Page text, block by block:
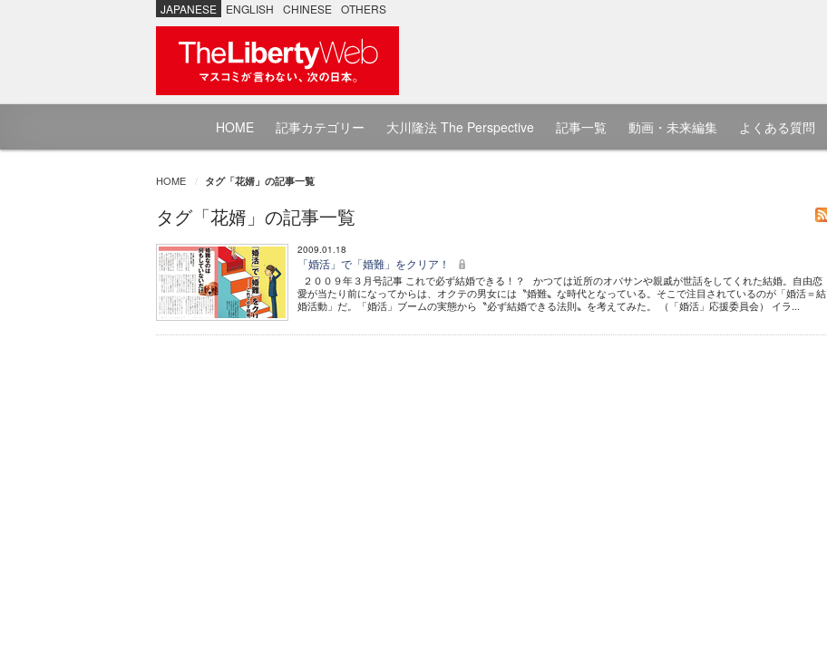
JAPANESE ENGLISH CHINESE OTHERS
HOME 記事カテゴリー 大川隆法 The Perspective 記事一覧 動画・未来編集 よくある質問
HOME タグ「花婿」の記事一覧
タグ「花婿」の記事一覧
2009.01.18
「婚活」で「婚難」をクリア！
２００９年３月号記事 これで必ず結婚できる！？ かつては近所のオバサンや親戚が世話をしてくれた結婚。自由恋
愛が当たり前になってからは、オクテの男女には〝婚難〟な時代となっている。そこで注目されているのが「婚活＝結
婚活動」だ。「婚活」ブームの実態から〝必ず結婚できる法則〟を考えてみた。 （「婚活」応援委員会） イラ...